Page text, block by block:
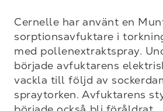
Cernelle har använt en
sorptionsavfuktare i
med pollenextraktspray.
började avfuktarens
vackla till följd av
spraytorken. Avfuktarens